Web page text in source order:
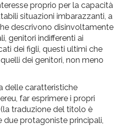
proprio per la capacità
situazioni imbarazzanti, a
descrivono disinvoltamente
genitori indifferenti ai
dei figli, questi ultimi che
dei genitori, non meno
delle caratteristiche
far esprimere i propri
traduzione del titolo è
due protagoniste principali,